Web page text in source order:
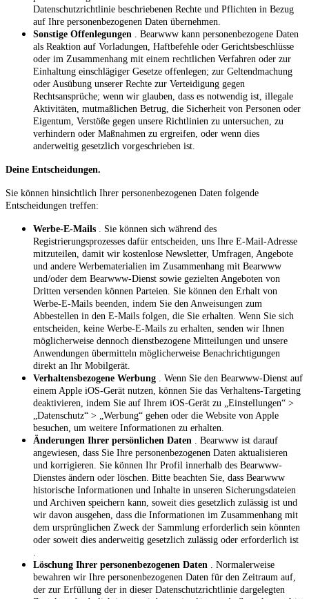
Datenschutzrichtlinie beschriebenen Rechte und Pflichten in Bezug
auf Ihre personenbezogenen Daten übernehmen.
Sonstige Offenlegungen . Bearwww kann personenbezogene Daten
als Reaktion auf Vorladungen, Haftbefehle oder Gerichtsbeschlüsse
oder im Zusammenhang mit einem rechtlichen Verfahren oder zur
Einhaltung einschlägiger Gesetze offenlegen; zur Geltendmachung
oder Ausübung unserer Rechte zur Verteidigung gegen
Rechtsansprüche; wenn wir glauben, dass es notwendig ist, illegale
Aktivitäten, mutmaßlichen Betrug, die Sicherheit von Personen oder
Eigentum, Verstöße gegen unsere Richtlinien zu untersuchen, zu
verhindern oder Maßnahmen zu ergreifen, oder wenn dies
anderweitig gesetzlich vorgeschrieben ist.
Deine Entscheidungen.
Sie können hinsichtlich Ihrer personenbezogenen Daten folgende
Entscheidungen treffen:
Werbe-E-Mails . Sie können sich während des
Registrierungsprozesses dafür entscheiden, uns Ihre E-Mail-Adresse
mitzuteilen, damit wir kostenlose Newsletter, Umfragen, Angebote
und andere Werbematerialien im Zusammenhang mit Bearwww
und/oder dem Bearwww-Dienst sowie gezielten Angeboten von
Dritten versenden können Parteien. Sie können den Erhalt von
Werbe-E-Mails beenden, indem Sie den Anweisungen zum
Abbestellen in den E-Mails folgen, die Sie erhalten. Wenn Sie sich
entscheiden, keine Werbe-E-Mails zu erhalten, senden wir Ihnen
möglicherweise dennoch dienstbezogene Mitteilungen und unsere
Anwendungen übermitteln möglicherweise Benachrichtigungen
direkt an Ihr Mobilgerät.
Verhaltensbezogene Werbung . Wenn Sie den Bearwww-Dienst auf
einem Apple iOS-Gerät nutzen, können Sie das Verhaltens-Targeting
deaktivieren, indem Sie auf Ihrem iOS-Gerät zu „Einstellungen“ >
„Datenschutz“ > „Werbung“ gehen oder die Website von Apple
besuchen, um weitere Informationen zu erhalten.
Änderungen Ihrer persönlichen Daten . Bearwww ist darauf
angewiesen, dass Sie Ihre personenbezogenen Daten aktualisieren
und korrigieren. Sie können Ihr Profil innerhalb des Bearwww-
Dienstes ändern oder löschen. Bitte beachten Sie, dass Bearwww
historische Informationen und Inhalte in unseren Sicherungsdateien
und Archiven speichern kann, soweit dies gesetzlich zulässig ist und
wir davon ausgehen, dass die Informationen im Zusammenhang mit
dem ursprünglichen Zweck der Sammlung erforderlich sein könnten
oder soweit dies anderweitig gesetzlich zulässig oder erforderlich ist
Löschung Ihrer personenbezogenen Daten . Normalerweise
bewahren wir Ihre personenbezogenen Daten für den Zeitraum auf,
der zur Erfüllung der in dieser Datenschutzrichtlinie dargelegten